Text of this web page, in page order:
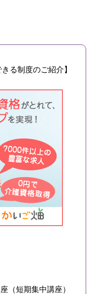
る制度のご紹介】
（短期集中講座）